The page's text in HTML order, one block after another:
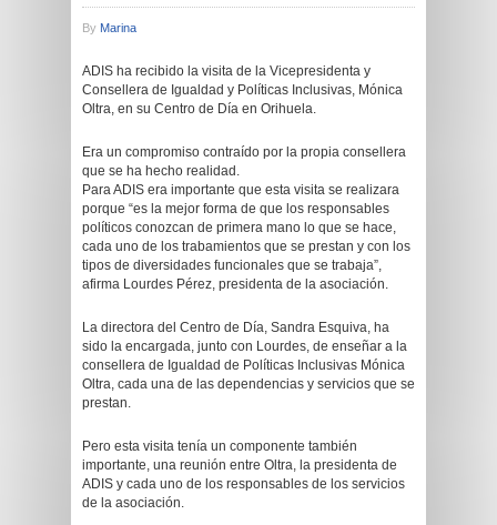
By Marina
ADIS ha recibido la visita de la Vicepresidenta y
Consellera de Igualdad y Políticas Inclusivas, Mónica
Oltra, en su Centro de Día en Orihuela.
Era un compromiso contraído por la propia consellera
que se ha hecho realidad.
Para ADIS era importante que esta visita se realizara
porque “es la mejor forma de que los responsables
políticos conozcan de primera mano lo que se hace,
cada uno de los trabamientos que se prestan y con los
tipos de diversidades funcionales que se trabaja”,
afirma Lourdes Pérez, presidenta de la asociación.
La directora del Centro de Día, Sandra Esquiva, ha
sido la encargada, junto con Lourdes, de enseñar a la
consellera de Igualdad de Políticas Inclusivas Mónica
Oltra, cada una de las dependencias y servicios que se
prestan.
Pero esta visita tenía un componente también
importante, una reunión entre Oltra, la presidenta de
ADIS y cada uno de los responsables de los servicios
de la asociación.